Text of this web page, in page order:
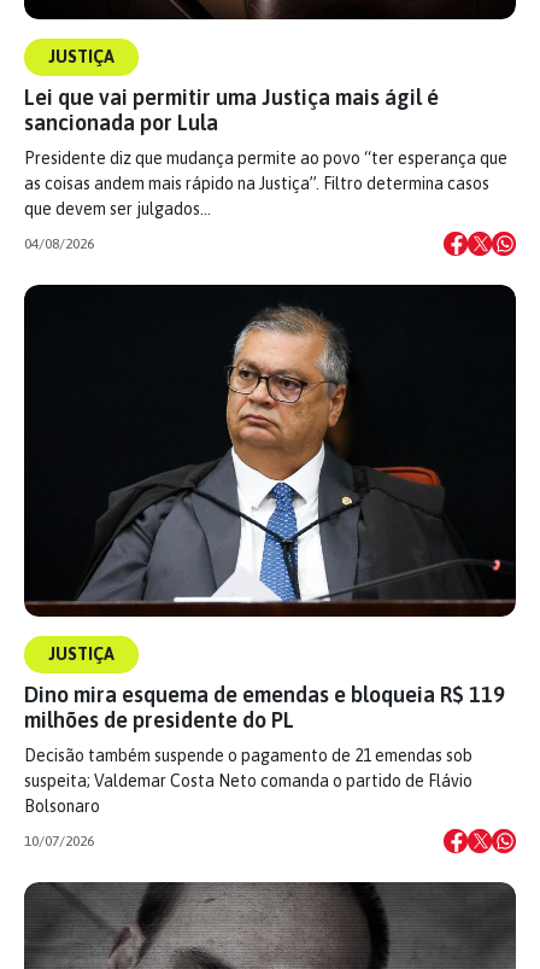
JUSTIÇA
Lei que vai permitir uma Justiça mais ágil é
sancionada por Lula
Presidente diz que mudança permite ao povo “ter esperança que
as coisas andem mais rápido na Justiça”. Filtro determina casos
que devem ser julgados…
04/08/2026
JUSTIÇA
Dino mira esquema de emendas e bloqueia R$ 119
milhões de presidente do PL
Decisão também suspende o pagamento de 21 emendas sob
suspeita; Valdemar Costa Neto comanda o partido de Flávio
Bolsonaro
10/07/2026